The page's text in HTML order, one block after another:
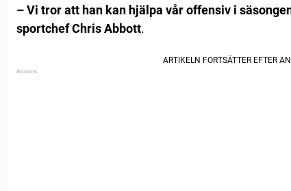
– Vi tror att han kan hjälpa vår offensiv i
sportchef Chris Abbott.